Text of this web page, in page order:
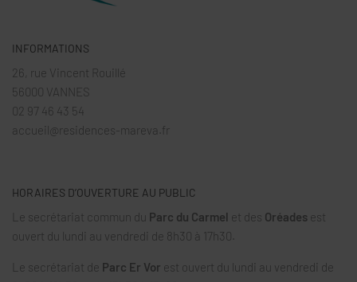
INFORMATIONS
26, rue Vincent Rouillé
56000 VANNES
02 97 46 43 54
accueil@residences-mareva.fr
HORAIRES D’OUVERTURE AU PUBLIC
Le secrétariat commun du Parc du Carmel et des Oréades est
ouvert du lundi au vendredi de 8h30 à 17h30.
Le secrétariat de Parc Er Vor est ouvert du lundi au vendredi de